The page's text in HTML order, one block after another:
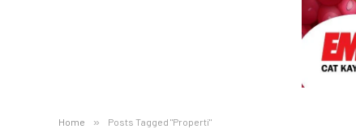
Home » Posts Tagged "Properti"